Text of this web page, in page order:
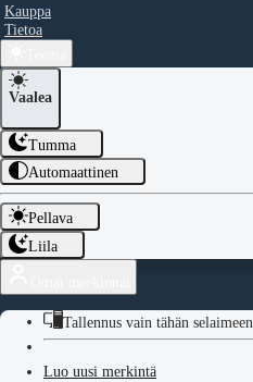
Kauppa
Tietoa
Vaalea
Tumma
Automaattinen
Pellava
Liila
Tallennus vain tähän selaimeen
Luo uusi merkintä